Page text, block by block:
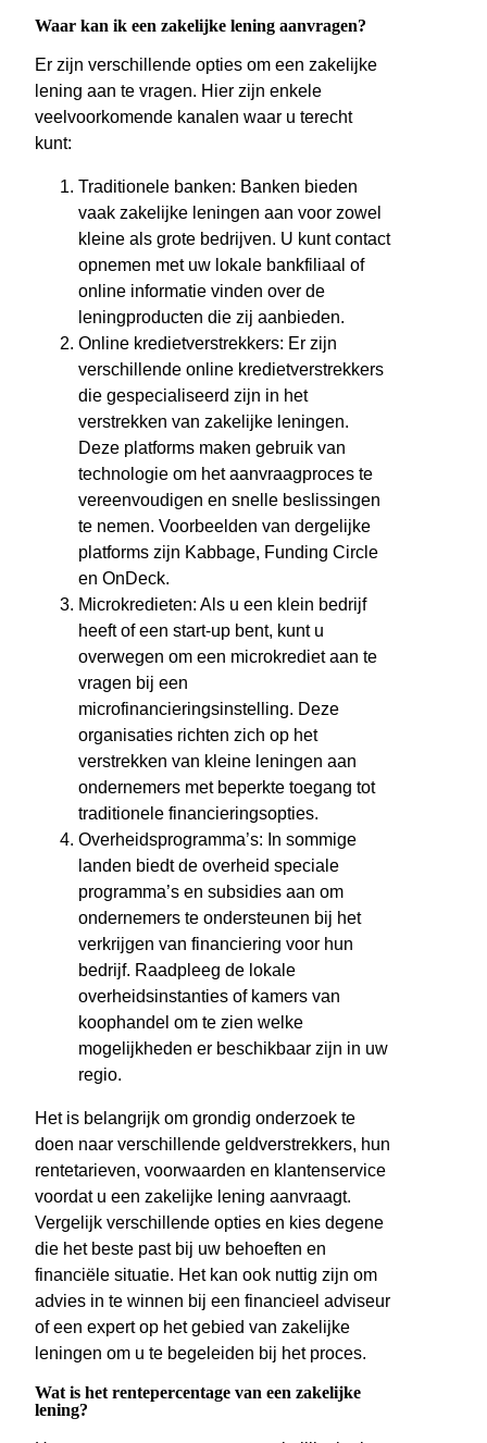
Waar kan ik een zakelijke lening aanvragen?
Er zijn verschillende opties om een zakelijke
lening aan te vragen. Hier zijn enkele
veelvoorkomende kanalen waar u terecht
kunt:
Traditionele banken: Banken bieden
vaak zakelijke leningen aan voor zowel
kleine als grote bedrijven. U kunt contact
opnemen met uw lokale bankfiliaal of
online informatie vinden over de
leningproducten die zij aanbieden.
Online kredietverstrekkers: Er zijn
verschillende online kredietverstrekkers
die gespecialiseerd zijn in het
verstrekken van zakelijke leningen.
Deze platforms maken gebruik van
technologie om het aanvraagproces te
vereenvoudigen en snelle beslissingen
te nemen. Voorbeelden van dergelijke
platforms zijn Kabbage, Funding Circle
en OnDeck.
Microkredieten: Als u een klein bedrijf
heeft of een start-up bent, kunt u
overwegen om een microkrediet aan te
vragen bij een
microfinancieringsinstelling. Deze
organisaties richten zich op het
verstrekken van kleine leningen aan
ondernemers met beperkte toegang tot
traditionele financieringsopties.
Overheidsprogramma’s: In sommige
landen biedt de overheid speciale
programma’s en subsidies aan om
ondernemers te ondersteunen bij het
verkrijgen van financiering voor hun
bedrijf. Raadpleeg de lokale
overheidsinstanties of kamers van
koophandel om te zien welke
mogelijkheden er beschikbaar zijn in uw
regio.
Het is belangrijk om grondig onderzoek te
doen naar verschillende geldverstrekkers, hun
rentetarieven, voorwaarden en klantenservice
voordat u een zakelijke lening aanvraagt.
Vergelijk verschillende opties en kies degene
die het beste past bij uw behoeften en
financiële situatie. Het kan ook nuttig zijn om
advies in te winnen bij een financieel adviseur
of een expert op het gebied van zakelijke
leningen om u te begeleiden bij het proces.
Wat is het rentepercentage van een zakelijke
lening?